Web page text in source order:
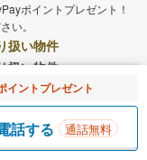
ポイントプレゼント！
い。
扱い物件
扱い物件
扱い物件
の正確性、法令遵守、ヤ
たした優良な店舗運営を
を受けた不動産会社の取
一覧を開く
イントプレゼント
話する 通話無料